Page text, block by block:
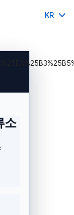
KR
금,
.
소